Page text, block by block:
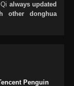
always updated
other donghua
Penguin